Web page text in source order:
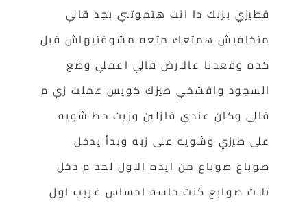
فطيزي بزبك دا انت هتموتني بجد قالي
متخافيش همتعك متعه مشوفتيهاش قبل
كده وقعدنا عالارض قالي اعملي وضع
السجود وافشخي طيزك كويس عملت زي م
قالي وكان عندي فازلين وزيت حط شويه
على طيزي وشويه على زبه وبدأ يدخل
صوباع صوباع من ايده الاول لحد م دخل
تلات صوابع كنت حاسه احساس غريب اول